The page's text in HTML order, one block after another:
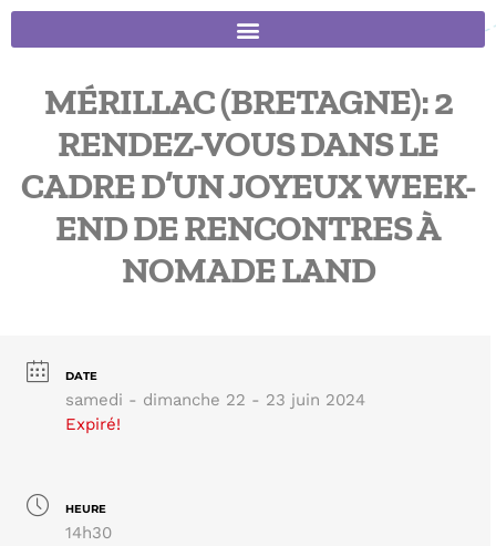
MÉRILLAC (BRETAGNE): 2
RENDEZ-VOUS DANS LE
CADRE D’UN JOYEUX WEEK-
END DE RENCONTRES À
NOMADE LAND
DATE
samedi - dimanche 22 - 23 juin 2024
Expiré!
HEURE
14h30